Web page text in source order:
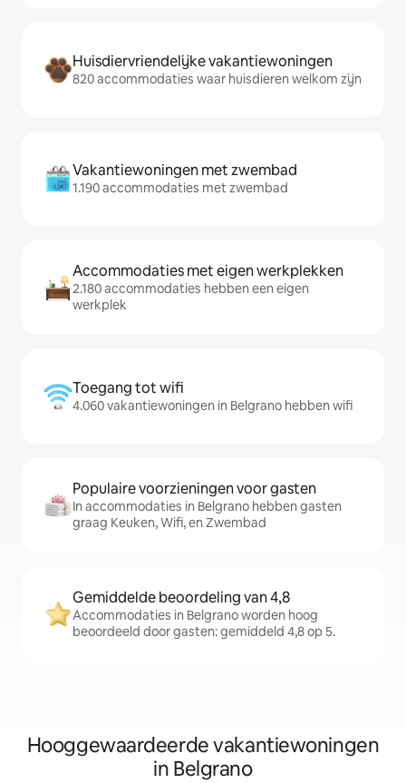
Huisdiervriendelijke vakantiewoningen
820 accommodaties waar huisdieren welkom zijn
Vakantiewoningen met zwembad
1.190 accommodaties met zwembad
Accommodaties met eigen werkplekken
2.180 accommodaties hebben een eigen
werkplek
Toegang tot wifi
4.060 vakantiewoningen in Belgrano hebben wifi
Populaire voorzieningen voor gasten
In accommodaties in Belgrano hebben gasten
graag Keuken, Wifi, en Zwembad
Gemiddelde beoordeling van 4,8
Accommodaties in Belgrano worden hoog
beoordeeld door gasten: gemiddeld 4,8 op 5.
Hooggewaardeerde vakantiewoningen
in Belgrano